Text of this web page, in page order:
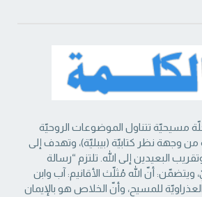
مسيحيّة تتناول الموضوعات الروحيّة
من ‏وجهة نظر كتابيّة (بيبليّة)، وتهدف إلى
البعيدين إلى الله. تلتزم “رسالة
ويتضمّن: أنّ الله مُثلّث الأقانيم: آب وابن
‏للمسيح، وأنّ الخلاص هو بالإيمان